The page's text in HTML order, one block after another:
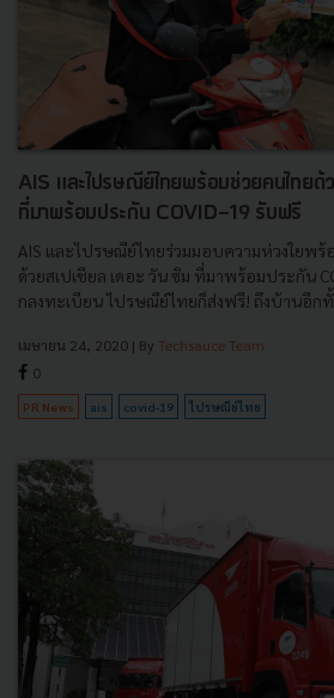
AIS และไปรษณีย์ไทยพร้อมช่วยคนไทยด้
ที่มาพร้อมประกัน COVID-19 รับฟรี
AIS และไปรษณีย์ไทยร่วมมอบความห่วงใยพร้
ด้วยสเปเชียล เดอะ วัน ซิม ที่มาพร้อมประกัน
กลงทะเบียน ไปรษณีย์ไทยก็ส่งฟรี! ถึงบ้านอีกทั้ง
เมษายน 24, 2020 | By Techsauce Team
0
PR News ais covid-19 ไปรษณีย์ไทย